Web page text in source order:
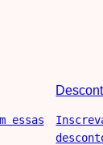
essas